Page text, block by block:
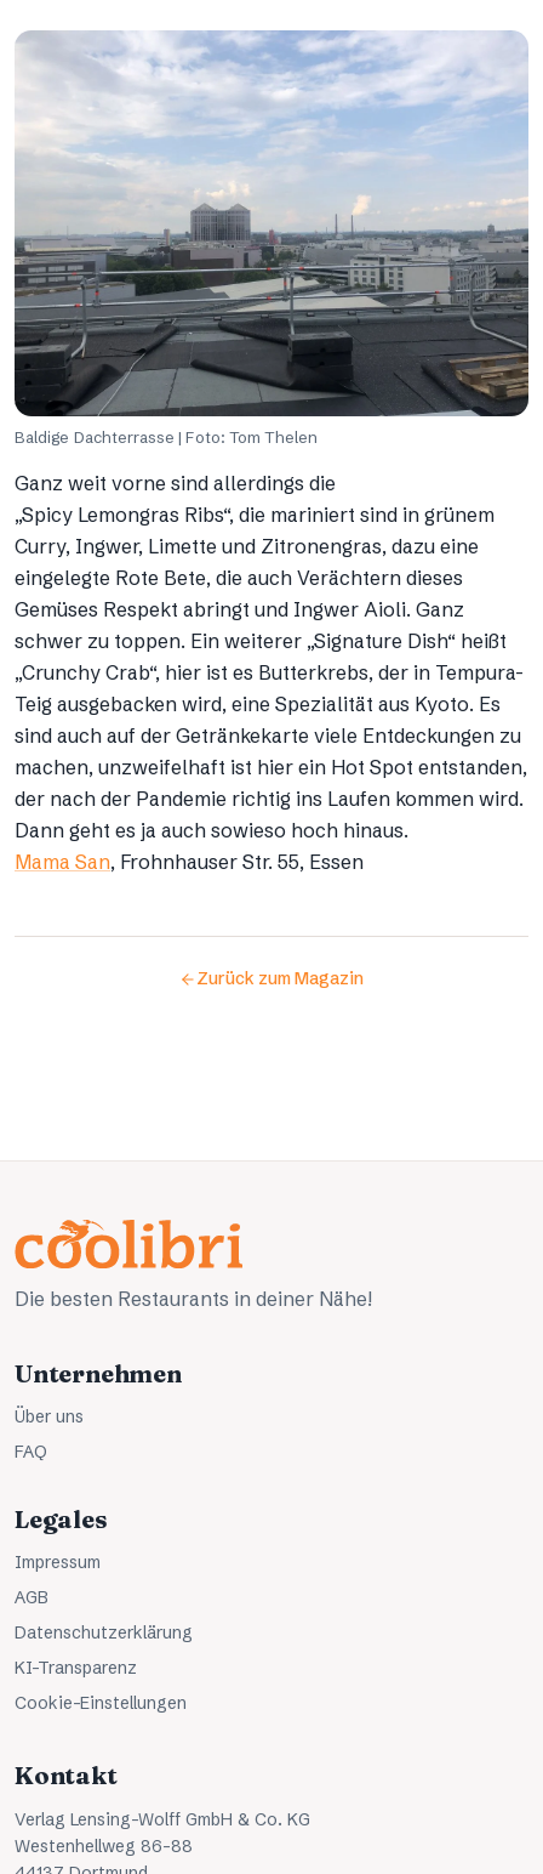
Baldige Dachterrasse | Foto: Tom Thelen
Ganz weit vorne sind allerdings die
„Spicy Lemongras Ribs“, die mariniert sind in grünem
Curry, Ingwer, Limette und Zitronengras, dazu eine
eingelegte Rote Bete, die auch Verächtern dieses
Gemüses Respekt abringt und Ingwer Aioli. Ganz
schwer zu toppen. Ein weiterer „Signature Dish“ heißt
„Crunchy Crab“, hier ist es Butterkrebs, der in Tempura-
Teig ausgebacken wird, eine Spezialität aus Kyoto. Es
sind auch auf der Getränkekarte viele Entdeckungen zu
machen, unzweifelhaft ist hier ein Hot Spot entstanden,
der nach der Pandemie richtig ins Laufen kommen wird.
Dann geht es ja auch sowieso hoch hinaus.
Mama San, Frohnhauser Str. 55, Essen
Zurück zum Magazin
Die besten Restaurants in deiner Nähe!
Unternehmen
Über uns
FAQ
Legales
Impressum
AGB
Datenschutzerklärung
KI-Transparenz
Cookie-Einstellungen
Kontakt
Verlag Lensing-Wolff GmbH & Co. KG
Westenhellweg 86-88